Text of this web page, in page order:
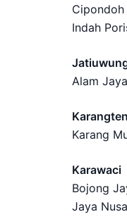
Indah
Alam
Karang
Karawaci
Bojong
Jaya